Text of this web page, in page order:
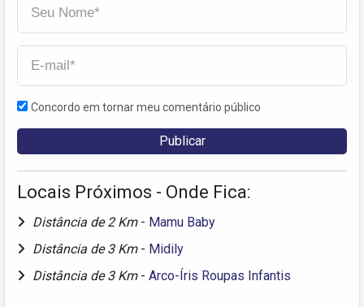
Concordo em tornar meu comentário público
Locais Próximos - Onde Fica:
Distância de 2 Km - Mamu Baby
Distância de 3 Km - Midily
Distância de 3 Km - Arco-Íris Roupas Infantis